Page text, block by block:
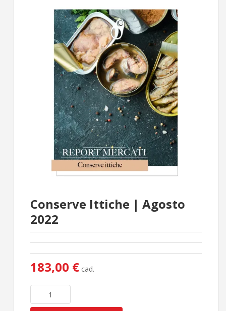
Conserve Ittiche | Agosto
2022
183,00 € cad.